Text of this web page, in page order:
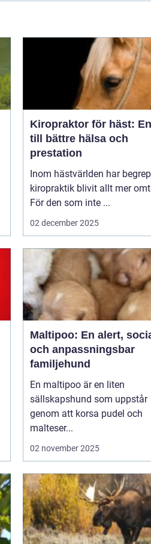
Kiropraktor för häst:
till bättre hälsa och
prestation
Inom hästvärlden har
kiropraktik blivit allt mer
För den som inte ...
02 december 2025
Maltipoo: En alert,
och anpassningsbar
familjehund
En maltipoo är en liten
sällskapshund som uppstår
genom att korsa pudel och
malteser...
02 november 2025